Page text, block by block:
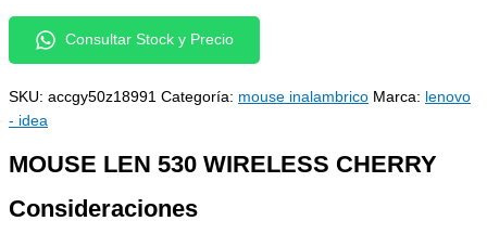
Consultar Stock y Precio
SKU: accgy50z18991 Categoría: mouse inalambrico Marca: lenovo
- idea
MOUSE LEN 530 WIRELESS CHERRY
Consideraciones